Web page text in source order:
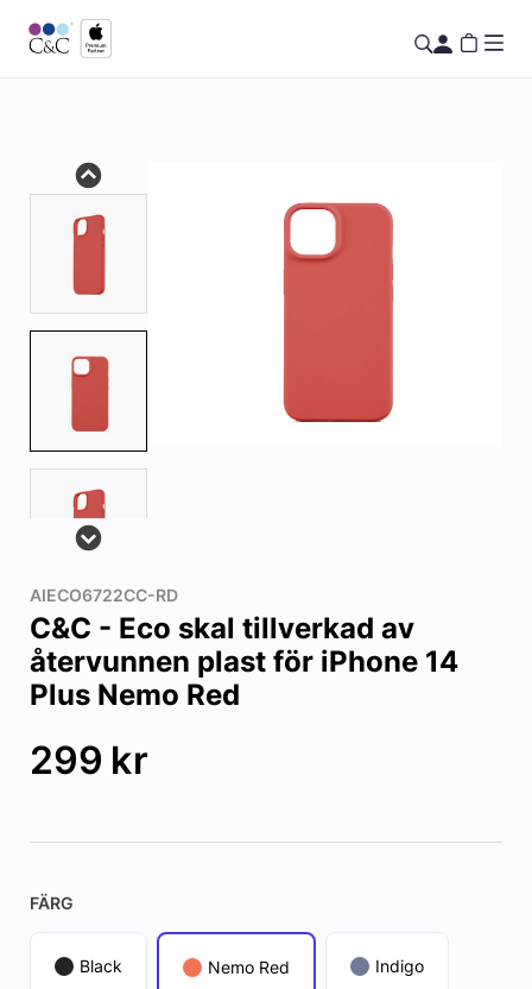
AIECO6722CC-RD
C&C - Eco skal tillverkad av
återvunnen plast för iPhone 14
Plus Nemo Red
299 kr
FÄRG
Black Nemo Red Indigo